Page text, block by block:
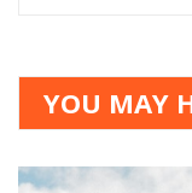
YOU MAY